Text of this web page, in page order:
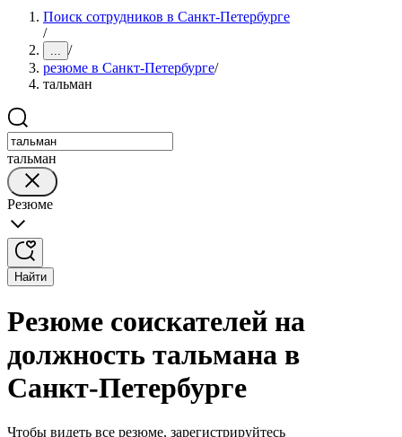
Поиск сотрудников в Санкт-Петербурге
/
... /
резюме в Санкт-Петербурге/
тальман
тальман
Резюме
Найти
Резюме соискателей на
должность тальмана в
Санкт-Петербурге
Чтобы видеть все резюме, зарегистрируйтесь